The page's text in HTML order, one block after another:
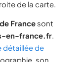
de la carte.
France sont
en-france.fr.
détaillée de
son